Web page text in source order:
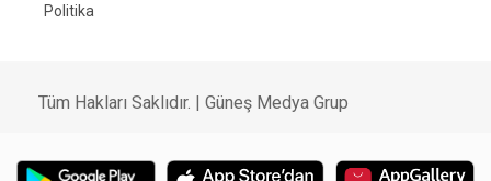
Politika
Tüm Hakları Saklıdır. | Güneş Medya Grup